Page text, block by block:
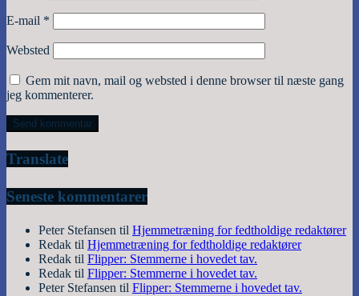
E-mail *
Websted
Gem mit navn, mail og websted i denne browser til næste gang
jeg kommenterer.
Translate
Seneste kommentarer
Peter Stefansen til Hjemmetræning for fedtholdige redaktører
Redak til Hjemmetræning for fedtholdige redaktører
Redak til Flipper: Stemmerne i hovedet tav.
Redak til Flipper: Stemmerne i hovedet tav.
Peter Stefansen til Flipper: Stemmerne i hovedet tav.